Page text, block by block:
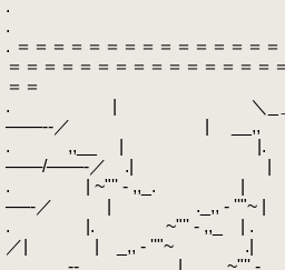
.
.
. ＝＝＝＝＝＝＝＝＝＝＝＝＝＝
＝＝＝＝＝＝＝＝＝＝＝＝＝＝＝
＝＝
. | ＼_＿＿＿.', ─
───‐‐／ | __,,
. ,,__ | |. ＼_＿＿
───/───‐／ .| |
. | ~"'' - ,,_. | ＼＿
──‐／ | ._,, - ''"~ |
. |. ~"'' - ,,_ | . |.＼＿
／| | _,, - ''"~ .|
. ‐- ..,, _ | ~"'' -..,,,_ |.￣.